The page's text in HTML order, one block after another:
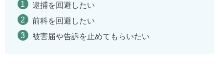
逮捕を回避したい
前科を回避したい
被害届や告訴を止めてもらいたい